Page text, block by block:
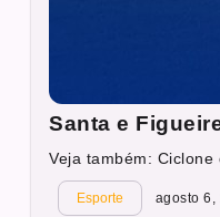
Santa e
Veja também:
Esporte agosto 6,